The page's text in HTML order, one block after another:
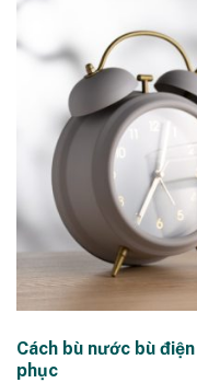
Cách bù nước bù
phục